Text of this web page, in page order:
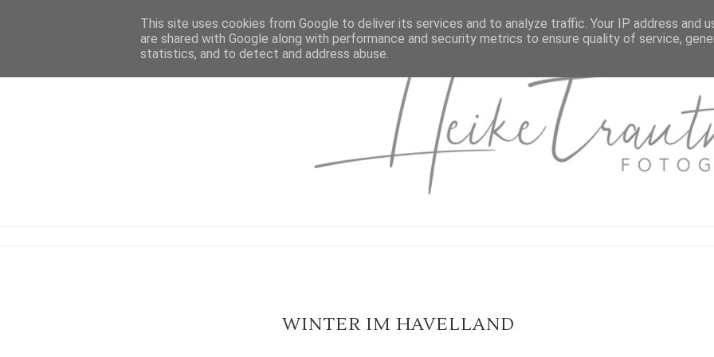
WINTER IM HAVELLAND
This site uses cookies from Google to deliver its services and to analyze traffic. Your IP address and
are shared with Google along with performance and security metrics to ensure quality of service,
statistics, and to detect and address abuse.